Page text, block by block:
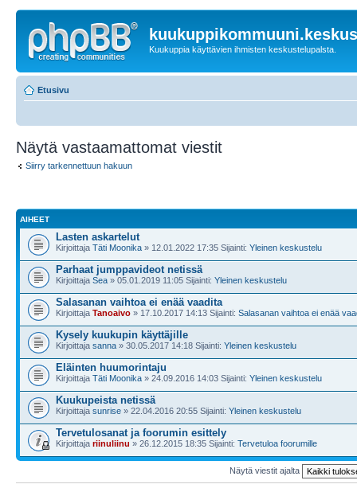
Kuukuppia käyttävien ihmisten keskustelupalsta.
Etusivu
Näytä vastaamattomat viestit
Siirry tarkennettuun hakuun
AIHEET
Lasten askartelut
Kirjoittaja Täti Moonika » 12.01.2022 17:35 Sijainti: Yleinen keskustelu
Parhaat jumppavideot netissä
Kirjoittaja Sea » 05.01.2019 11:05 Sijainti: Yleinen keskustelu
Salasanan vaihtoa ei enää vaadita
Kirjoittaja Tanoaivo » 17.10.2017 14:13 Sijainti: Salasanan vaihtoa ei enää
Kysely kuukupin käyttäjille
Kirjoittaja sanna » 30.05.2017 14:18 Sijainti: Yleinen keskustelu
Eläinten huumorintaju
Kirjoittaja Täti Moonika » 24.09.2016 14:03 Sijainti: Yleinen keskustelu
Kuukupeista netissä
Kirjoittaja sunrise » 22.04.2016 20:55 Sijainti: Yleinen keskustelu
Tervetulosanat ja foorumin esittely
Kirjoittaja riinuliinu » 26.12.2015 18:35 Sijainti: Tervetuloa foorumille
Näytä viestit ajalta